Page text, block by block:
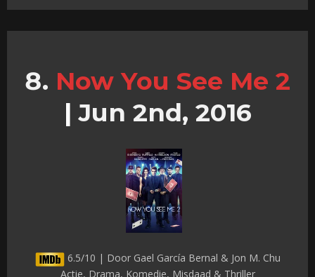
Now You See Me 2
| Jun 2nd, 2016
6.5/10 | Door Gael García Bernal & Jon M. Chu
Actie, Drama, Komedie, Misdaad & Thriller